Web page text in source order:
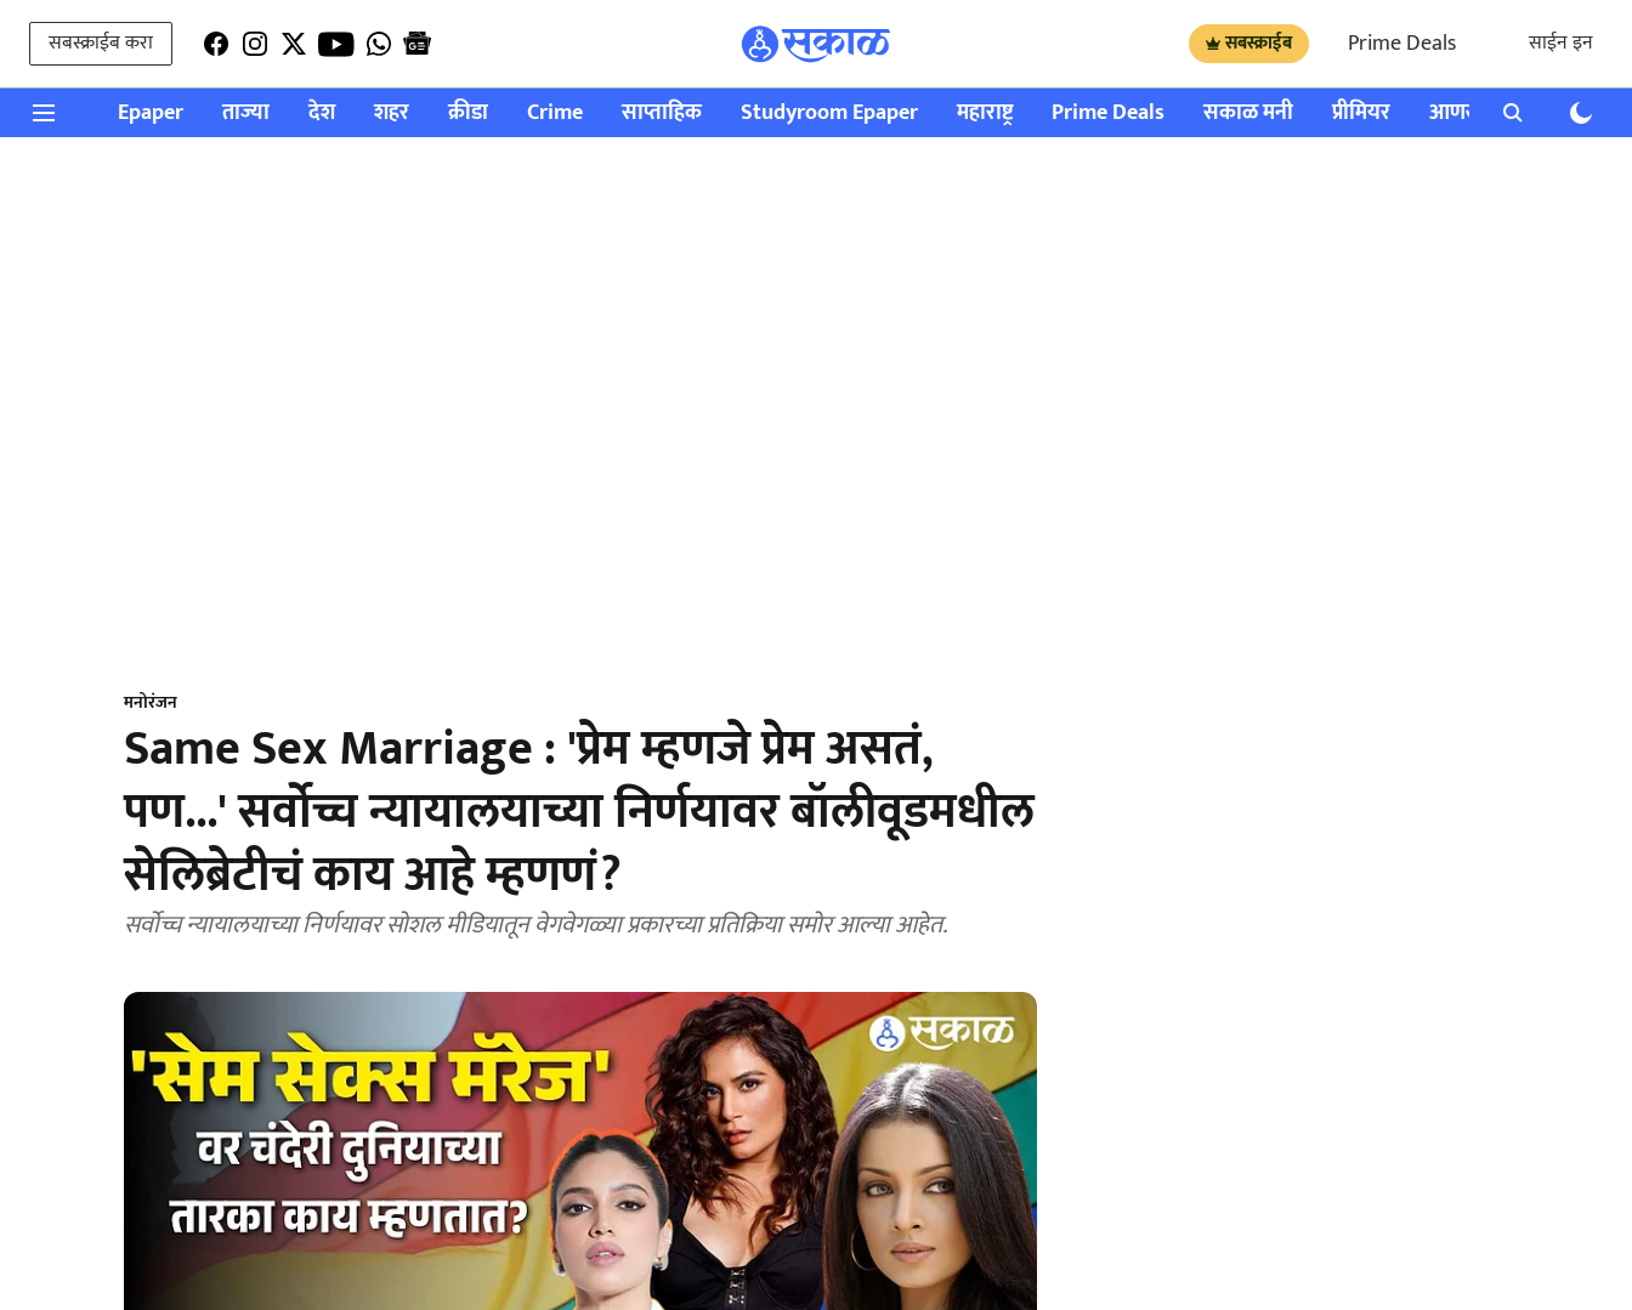
सबस्क्राईब करा सबस्क्राईब Prime Deals साईन इन
Epaper ताज्या देश शहर क्रीडा Crime साप्ताहिक Studyroom Epaper महाराष्ट्र Prime Deals सकाळ मनी प्रीमियर आणखी राशी भविष्य
मनोरंजन
Same Sex Marriage : 'प्रेम म्हणजे प्रेम असतं,
पण...' सर्वोच्च न्यायालयाच्या निर्णयावर बॉलीवूडमधील
सेलिब्रेटीचं काय आहे म्हणणं?
सर्वोच्च न्यायालयाच्या निर्णयावर सोशल मीडियातून वेगवेगळ्या प्रकारच्या प्रतिक्रिया समोर आल्या आहेत.